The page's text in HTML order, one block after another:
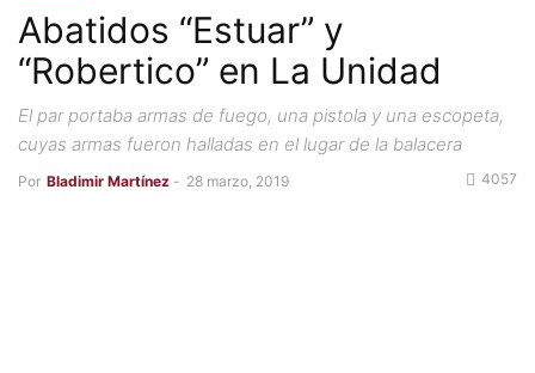
Abatidos “Estuar” y
“Robertico” en La Unidad
El par portaba armas de fuego, una pistola y una escopeta,
cuyas armas fueron halladas en el lugar de la balacera
Por Bladimir Martínez - 28 marzo, 2019 4057